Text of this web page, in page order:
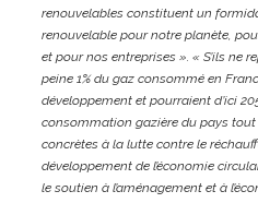
renouvelables constituent un
renouvelable pour notre planète,
et pour nos entreprises ». « S’ils ne
peine 1% du gaz consommé en
développement et pourraient d’ici
consommation gazière du pays
concrètes à la lutte contre le
développement de l’économie
le soutien à l’aménagement et à